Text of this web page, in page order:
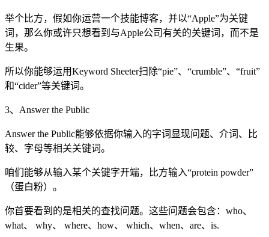
举个比方，假如你运营一个技能博客，并以“Apple”为关键
词，那么你或许只想看到与Apple公司有关的关键词，而不是
生果。
所以你能够运用Keyword Sheeter扫除“pie”、“crumble”、“fruit”
和“cider”等关键词。
3、Answer the Public
Answer the Public能够依据你输入的字词显现问题、介词、比
较、字母等相关关键词。
咱们能够从输入某个关键字开端，比方输入“protein powder”
（蛋白粉）。
你首要看到的是相关的查找问题。这些问题会包含：who、
what、 why、 where、how、 which、when、are、is.